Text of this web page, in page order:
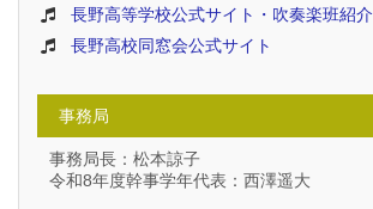
長野高等学校公式サイト・吹奏楽班紹介
長野高校同窓会公式サイト
事務局
事務局長：松本諒子
令和8年度幹事学年代表：西澤遥大